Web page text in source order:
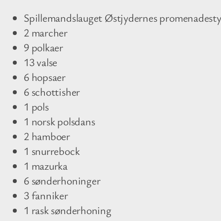
Spillemandslauget Østjydernes
2 marcher
9 polkaer
13 valse
6 hopsaer
6 schottisher
1 pols
1 norsk polsdans
2 hamboer
1 snurrebock
1 mazurka
6 sønderhoninger
3 fanniker
1 rask sønderhoning